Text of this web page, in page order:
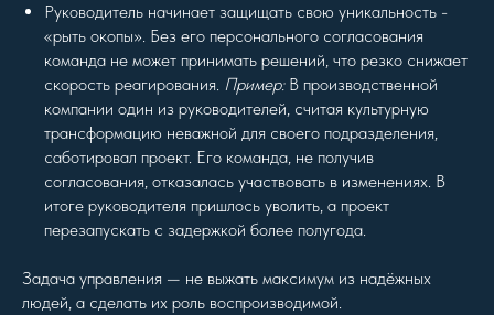
Руководитель начинает защищать свою уникальность -
«рыть окопы». Без его персонального согласования
команда не может принимать решений, что резко снижает
скорость реагирования. Пример: В производственной
компании один из руководителей, считая культурную
трансформацию неважной для своего подразделения,
саботировал проект. Его команда, не получив
согласования, отказалась участвовать в изменениях. В
итоге руководителя пришлось уволить, а проект
перезапускать с задержкой более полугода.
Задача управления — не выжать максимум из надёжных
людей, а сделать их роль воспроизводимой.